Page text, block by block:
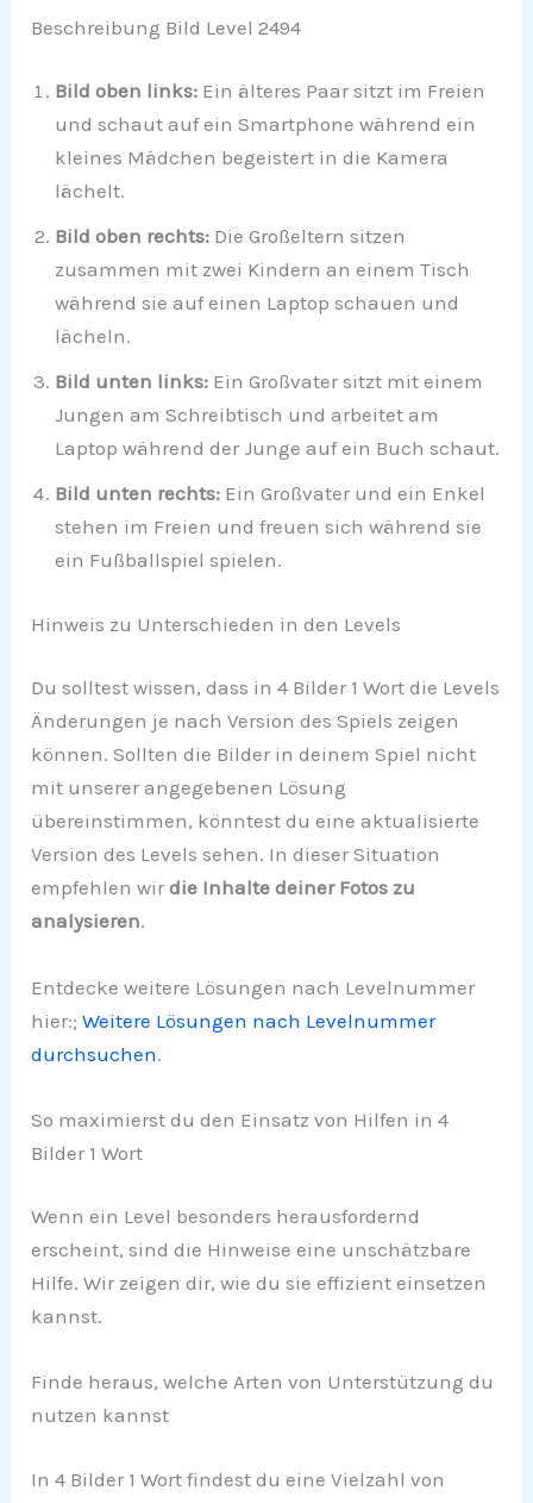
Beschreibung Bild Level 2494
Bild oben links: Ein älteres Paar sitzt im Freien
und schaut auf ein Smartphone während ein
kleines Mädchen begeistert in die Kamera
lächelt.
Bild oben rechts: Die Großeltern sitzen
zusammen mit zwei Kindern an einem Tisch
während sie auf einen Laptop schauen und
lächeln.
Bild unten links: Ein Großvater sitzt mit einem
Jungen am Schreibtisch und arbeitet am
Laptop während der Junge auf ein Buch schaut.
Bild unten rechts: Ein Großvater und ein Enkel
stehen im Freien und freuen sich während sie
ein Fußballspiel spielen.
Hinweis zu Unterschieden in den Levels
Du solltest wissen, dass in 4 Bilder 1 Wort die Levels
Änderungen je nach Version des Spiels zeigen
können. Sollten die Bilder in deinem Spiel nicht
mit unserer angegebenen Lösung
übereinstimmen, könntest du eine aktualisierte
Version des Levels sehen. In dieser Situation
empfehlen wirdie Inhalte deiner Fotos zu
analysieren.
Entdecke weitere Lösungen nach Levelnummer
hier:;Weitere Lösungen nach Levelnummer
durchsuchen.
So maximierst du den Einsatz von Hilfen in 4
Bilder 1 Wort
Wenn ein Level besonders herausfordernd
erscheint, sind die Hinweise eine unschätzbare
Hilfe. Wir zeigen dir, wie du sie effizient einsetzen
kannst.
Finde heraus, welche Arten von Unterstützung du
nutzen kannst
In 4 Bilder 1 Wort findest du eine Vielzahl von